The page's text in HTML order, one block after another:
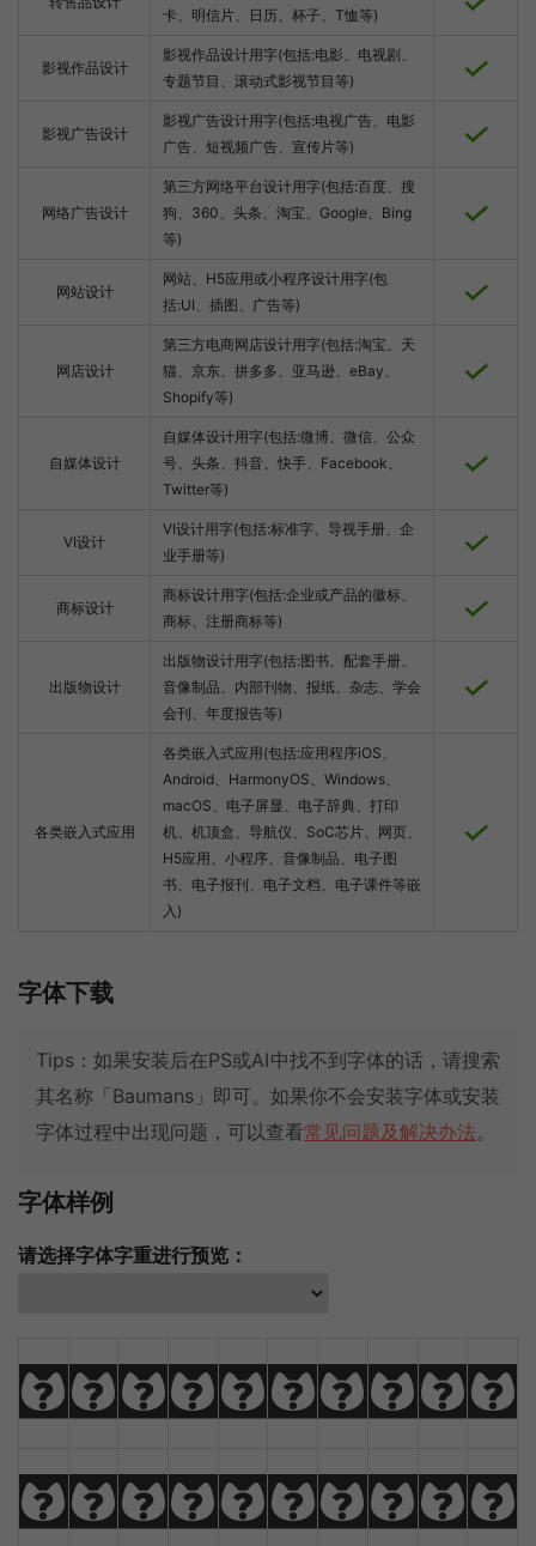
卡、明信片、日历、杯子、T恤等)
影视作品设计
影视作品设计用字(包括:电影、电视剧、
专题节目、滚动式影视节目等)
影视广告设计
影视广告设计用字(包括:电视广告、电影
广告、短视频广告、宣传片等)
网络广告设计
第三方网络平台设计用字(包括:百度、搜
狗、360、头条、淘宝、Google、Bing
等)
网站设计
网站、H5应用或小程序设计用字(包
括:UI、插图、广告等)
网店设计
第三方电商网店设计用字(包括:淘宝、天
猫、京东、拼多多、亚马逊、eBay、
Shopify等)
自媒体设计
自媒体设计用字(包括:微博、微信、公众
号、头条、抖音、快手、Facebook、
Twitter等)
VI设计
VI设计用字(包括:标准字、导视手册、企
业手册等)
商标设计
商标设计用字(包括:企业或产品的徽标、
商标、注册商标等)
出版物设计
出版物设计用字(包括:图书、配套手册、
音像制品、内部刊物、报纸、杂志、学会
会刊、年度报告等)
各类嵌入式应用
各类嵌入式应用(包括:应用程序iOS、
Android、HarmonyOS、Windows、
macOS、电子屏显、电子辞典、打印
机、机顶盒、导航仪、SoC芯片、网页、
H5应用、小程序、音像制品、电子图
书、电子报刊、电子文档、电子课件等嵌
入)
字体下载
Tips：如果安装后在PS或AI中找不到字体的话，请搜索
其名称「Baumans」即可。如果你不会安装字体或安装
字体过程中出现问题，可以查看常见问题及解决办法。
字体样例
请选择字体字重进行预览：
ABCDEFGHIJ
KLMNOPQRST